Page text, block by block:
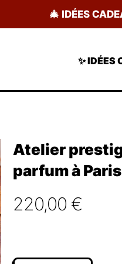
🎄 IDÉES
✨ IDÉES
Atelier
parfum à
220,00 €